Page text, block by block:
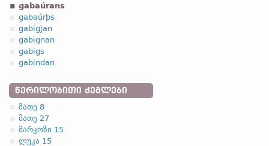
gabaúrans
gabaúrþs
gabigjan
gabignan
gabigs
gabindan
ᲬᲔᲠᲘᲚᲝᲑᲘᲗᲘ ᲫᲔᲒᲚᲔᲑᲘ
მათე 8
მათე 27
მარკოზი 15
ლუკა 15